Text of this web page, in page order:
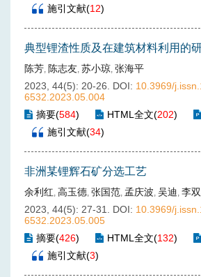
施引文献(12)
典型锂渣性质及在建筑材料利用的
陈芳, 陈志友, 苏小琼, 张海平
2023, 44(5): 20-26.
DOI: 10.3969/
6532.2023.05.004
摘要(584) HTML全文(202)
施引文献(34)
非洲某锂辉石矿分选工艺
余利红, 高玉德, 张国范, 孟庆波, 吴迪, 李
2023, 44(5): 27-31.
DOI: 10.3969/
6532.2023.05.005
摘要(426) HTML全文(132)
施引文献(3)